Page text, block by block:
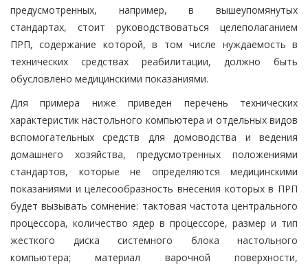
предусмотренных, например, в вышеупомянутых
стандартах, стоит руководствоваться целеполаганием
ПРП, содержание которой, в том числе нуждаемость в
технических средствах реабилитации, должно быть
обусловлено медицинскими показаниями.
Для примера ниже приведен перечень технических
характеристик настольного компьютера и отдельных видов
вспомогательных средств для домоводства и ведения
домашнего хозяйства, предусмотренных положениями
стандартов, которые не определяются медицинскими
показаниями и целесообразность внесения которых в ПРП
будет вызывать сомнение: тактовая частота центрального
процессора, количество ядер в процессоре, размер и тип
жесткого диска системного блока настольного
компьютера; материал варочной поверхности,